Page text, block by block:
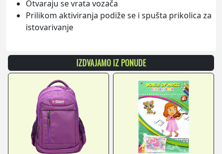
Otvaraju se vrata vozača
Prilikom aktiviranja podiže se i spušta prikolica za
istovarivanje
IZDVAJAMO IZ PONUDE